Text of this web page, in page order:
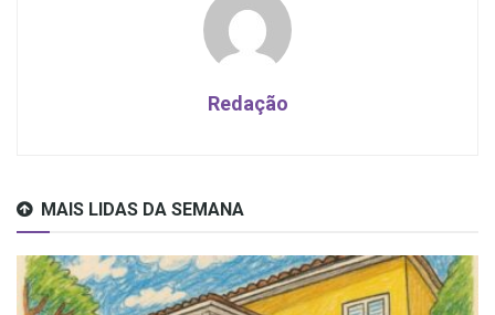
Redação
MAIS LIDAS DA SEMANA